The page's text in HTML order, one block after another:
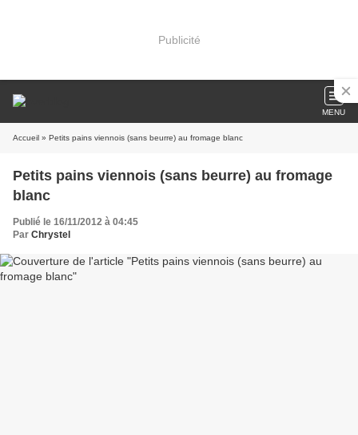
Publicité
MENU
Accueil » Petits pains viennois (sans beurre) au fromage blanc
Petits pains viennois (sans beurre) au fromage
blanc
Publié le 16/11/2012 à 04:45
Par Chrystel